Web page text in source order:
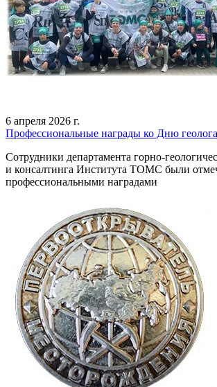
6 апреля 2026 г.
Профессиональные награды ко Дню геолога
Сотрудники департамента горно-
и консалтинга Института ТОМС были
профессиональными наградами